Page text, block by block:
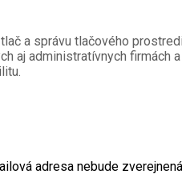
a správu tlačového
aj administratívnych firmách
adresa nebude